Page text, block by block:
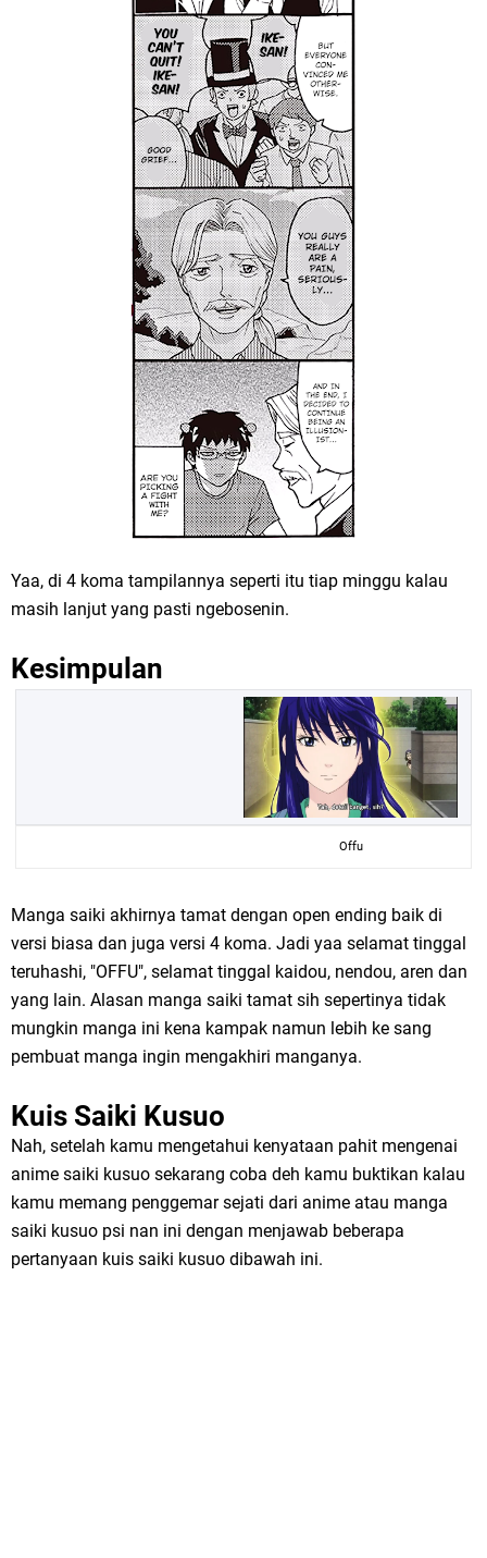
Yaa, di 4 koma tampilannya seperti itu tiap minggu kalau
masih lanjut yang pasti ngebosenin.
Kesimpulan
Offu
Manga saiki akhirnya tamat dengan open ending baik di
versi biasa dan juga versi 4 koma. Jadi yaa selamat tinggal
teruhashi, "OFFU", selamat tinggal kaidou, nendou, aren dan
yang lain. Alasan manga saiki tamat sih sepertinya tidak
mungkin manga ini kena kampak namun lebih ke sang
pembuat manga ingin mengakhiri manganya.
Kuis Saiki Kusuo
Nah, setelah kamu mengetahui kenyataan pahit mengenai
anime saiki kusuo sekarang coba deh kamu buktikan kalau
kamu memang penggemar sejati dari anime atau manga
saiki kusuo psi nan ini dengan menjawab beberapa
pertanyaan kuis saiki kusuo dibawah ini.